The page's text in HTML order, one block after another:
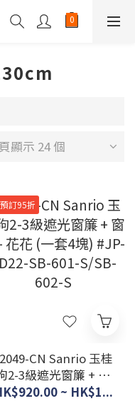
顯示 24 個
訂95折
CN Sanrio 玉桂
2-3級遮光窗簾 + 窗
紗 - 花花 (一套4塊)
~ HK$1...